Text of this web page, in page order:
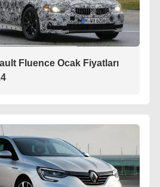
Fluence Ocak Fiyatları